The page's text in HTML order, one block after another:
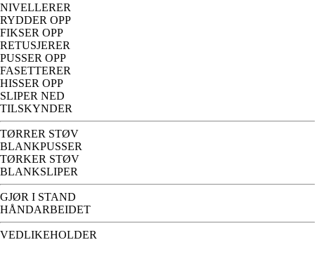
NIVELLERER
RYDDER OPP
FIKSER OPP
RETUSJERER
PUSSER OPP
FASETTERER
HISSER OPP
SLIPER NED
TILSKYNDER
TØRRER STØV
BLANKPUSSER
TØRKER STØV
BLANKSLIPER
GJØR I STAND
HÅNDARBEIDET
VEDLIKEHOLDER